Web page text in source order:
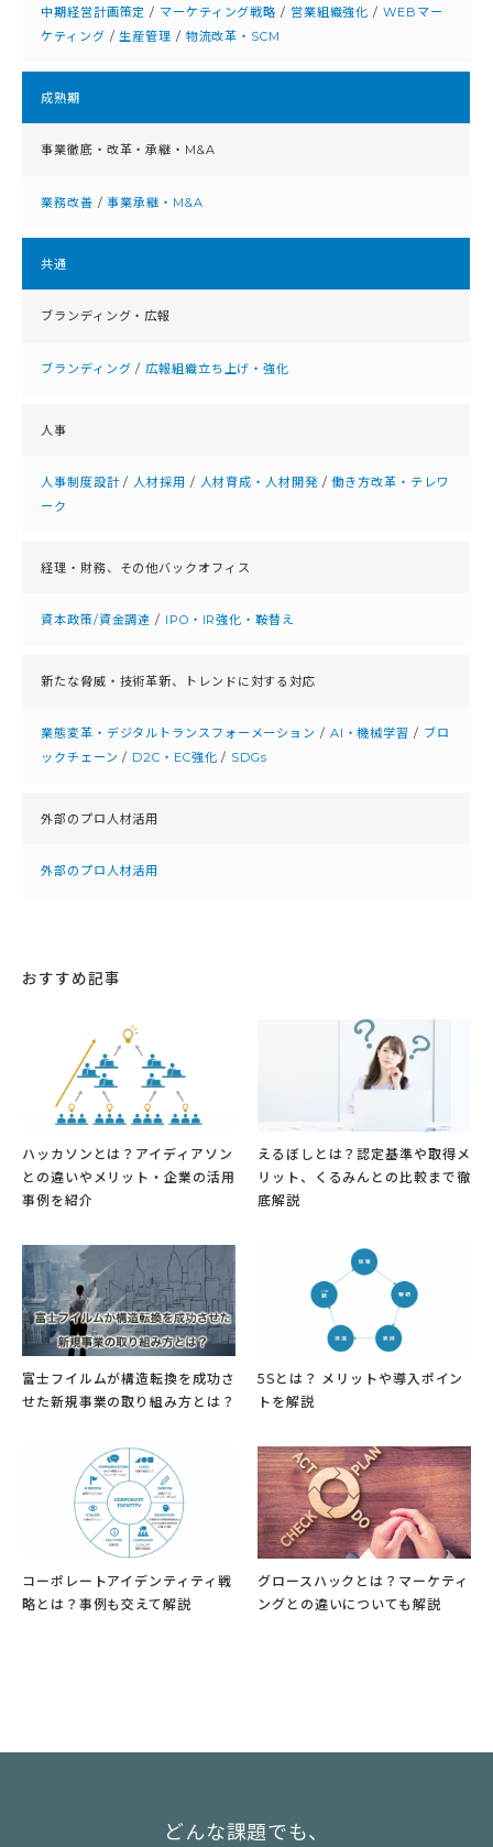
中期経営計画策定 / マーケティング戦略 / 営業組織強化 / WEBマー
ケティング /生産管理 / 物流改革・SCM
成熟期
事業徹底・改⾰・承継・M&A
業務改善 /事業承継・M&A
共通
ブランディング・広報
ブランディング /広報組織立ち上げ・強化
人事
人事制度設計/ 人材採用 / 人材育成・人材開発/働き方改革・テレワ
ーク
経理・財務、 その他バックオフィス
資本政策/資金調達 / IPO・IR強化・鞍替え
新たな脅威・技術革新、 トレンドに対する対応
業態変革・デジタルトランスフォーメーション / AI・機械学習 / ブロ
ックチェーン / D2C・EC強化 / SDGs
外部のプロ人材活用
外部のプロ人材活用
おすすめ記事
ハッカソンとは？アイディアソン
との違いやメリット・企業の活用
事例を紹介
えるぼしとは？認定基準や取得メ
リット、くるみんとの比較まで徹
底解説
富士フイルムが構造転換を成功さ
せた新規事業の取り組み方とは？
5Sとは？ メリットや導入ポイン
トを解説
コーポレートアイデンティティ戦
略とは？事例も交えて解説
グロースハックとは？マーケティ
ングとの違いについても解説
どんな課題でも、